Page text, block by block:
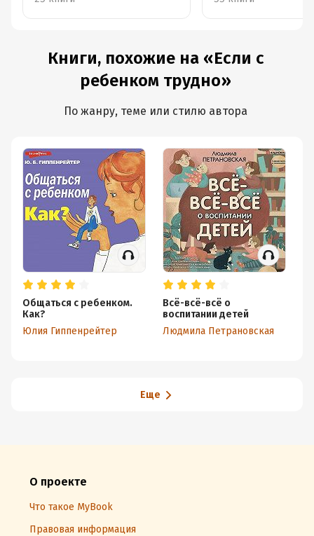
Книги, похожие на «Если с
ребенком трудно»
По жанру, теме или стилю автора
Общаться с ребенком.
Как?
Юлия Гиппенрейтер
Всё-всё-всё о
воспитании детей
Людмила Петрановская
Еще
О проекте
Что такое MyBook
Правовая информация